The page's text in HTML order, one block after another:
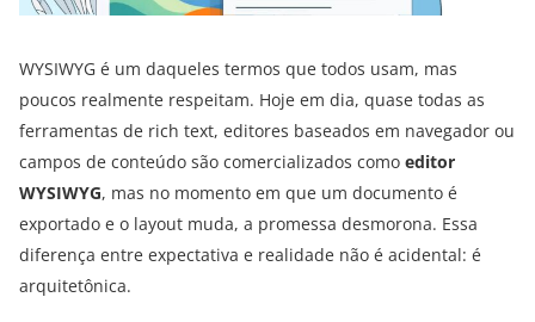
WYSIWYG é um daqueles termos que todos usam, mas
poucos realmente respeitam. Hoje em dia, quase todas as
ferramentas de rich text, editores baseados em navegador ou
campos de conteúdo são comercializados como editor
WYSIWYG, mas no momento em que um documento é
exportado e o layout muda, a promessa desmorona. Essa
diferença entre expectativa e realidade não é acidental: é
arquitetônica.